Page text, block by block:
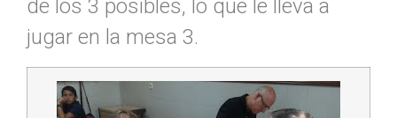
de los 3 posibles, lo que le lleva a
jugar en la mesa 3.